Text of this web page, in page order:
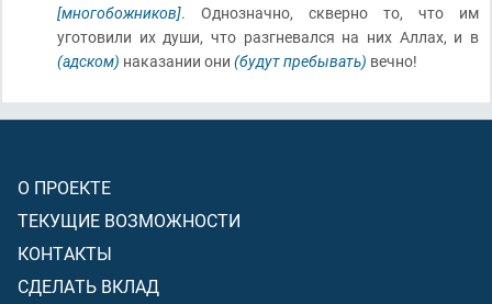
[многобожников]. Однозначно, скверно то, что им
уготовили их души, что разгневался на них Аллах, и в
(адском) наказании они (будут пребывать) вечно!
О ПРОЕКТЕ
ТЕКУЩИЕ ВОЗМОЖНОСТИ
КОНТАКТЫ
СДЕЛАТЬ ВКЛАД